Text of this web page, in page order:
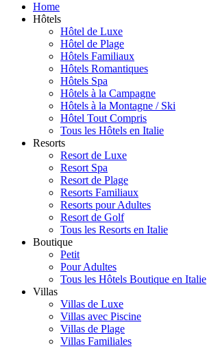
Home
Hôtels
Hôtel de Luxe
Hôtel de Plage
Hôtels Familiaux
Hôtels Romantiques
Hôtels Spa
Hôtels à la Campagne
Hôtels à la Montagne / Ski
Hôtel Tout Compris
Tous les Hôtels en Italie
Resorts
Resort de Luxe
Resort Spa
Resort de Plage
Resorts Familiaux
Resorts pour Adultes
Resort de Golf
Tous les Resorts en Italie
Boutique
Petit
Pour Adultes
Tous les Hôtels Boutique en Italie
Villas
Villas de Luxe
Villas avec Piscine
Villas de Plage
Villas Familiales